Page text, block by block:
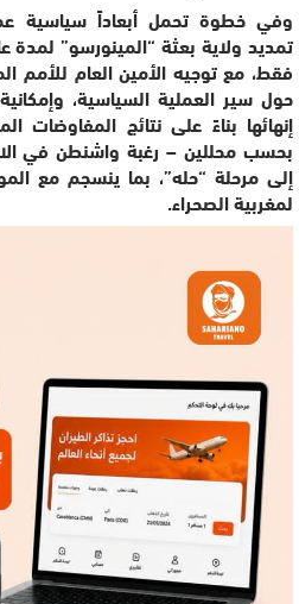
وفي خطوة تحمل أبعاداً سياسية
تمديد ولاية بعثة “المينورسو” لمدة
فقط، مع توجيه الأمين العام للأمم
حول سير العملية السياسية،
إنهائها بناءً على نتائج
بحسب محللين – رغبة واشنطن في
إلى مرحلة “حله”، بما ينسجم مع
لمغربية الصحراء.